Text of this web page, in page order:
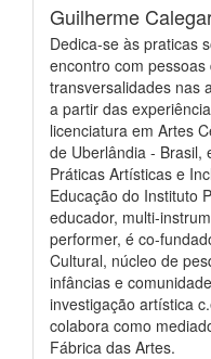
Guilherme
Dedica-se às praticas
encontro com
transversalidades nas
a partir das
licenciatura em Artes
de Uberlândia - Brasil,
Práticas Artísticas e
Educação do Instituto
educador, multi-
performer, é co-
Cultural, núcleo de
infâncias e
investigação artística
colabora como
Fábrica das Artes.